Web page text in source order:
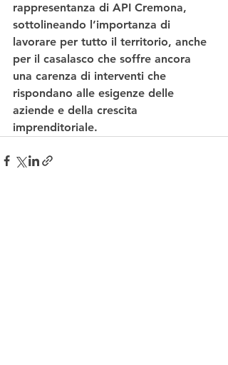
rappresentanza di API Cremona,
sottolineando l’importanza di
lavorare per tutto il territorio, anche
per il casalasco che soffre ancora
una carenza di interventi che
rispondano alle esigenze delle
aziende e della crescita
imprenditoriale.